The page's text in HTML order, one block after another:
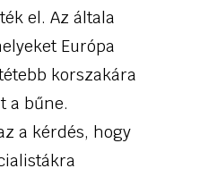
el. Az általa
Európa
korszakára
a bűne.
a kérdés, hogy